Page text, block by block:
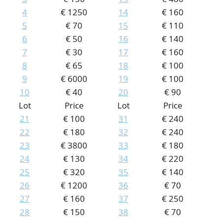
Our Team
80 Years NPV
CONTACT
ACCOUNT
4
€ 1250
5
€ 70
6
€ 50
7
€ 30
8
€ 65
9
€ 6000
10
€ 40
14
€ 160
15
€ 110
16
€ 140
17
€ 160
18
€ 100
19
€ 100
20
€ 90
Lot
Price
21
€ 100
22
€ 180
23
€ 3800
24
€ 130
25
€ 320
26
€ 1200
27
€ 160
28
€ 150
Lot
Price
31
€ 240
32
€ 240
33
€ 180
34
€ 220
35
€ 140
36
€ 70
37
€ 250
38
€ 70